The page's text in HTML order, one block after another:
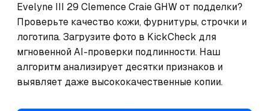
Evelyne III 29 Clemence Craie GHW от подделки?
Проверьте качество кожи, фурнитуры, строчки и
логотипа. Загрузите фото в KickCheck для
мгновенной AI-проверки подлинности. Наш
алгоритм анализирует десятки признаков и
выявляет даже высококачественные копии.